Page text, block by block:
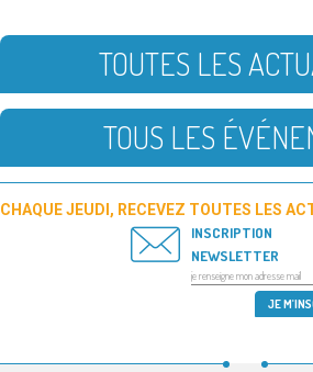
TOUTES LES
TOUS LES
CHAQUE JEUDI, RECEVEZ TOUTES LES
INSCRIPTION
NEWSLETTER